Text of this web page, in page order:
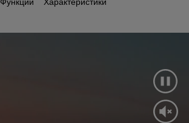
Функции Характеристики